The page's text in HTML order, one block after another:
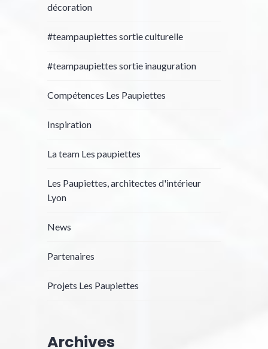
décoration
#teampaupiettes sortie culturelle
#teampaupiettes sortie inauguration
Compétences Les Paupiettes
Inspiration
La team Les paupiettes
Les Paupiettes, architectes d'intérieur
Lyon
News
Partenaires
Projets Les Paupiettes
Archives